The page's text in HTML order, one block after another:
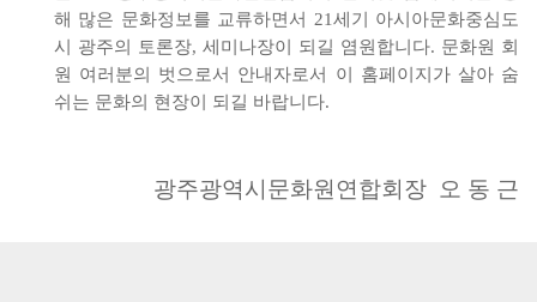
해 많은 문화정보를 교류하면서 21세기 아시아문화중심도
시 광주의 토론장, 세미나장이 되길 염원합니다. 문화원 회
원 여러분의 벗으로서 안내자로서 이 홈페이지가 살아 숨
쉬는 문화의 현장이 되길 바랍니다.
광주광역시문화원연합회장 오 동 근